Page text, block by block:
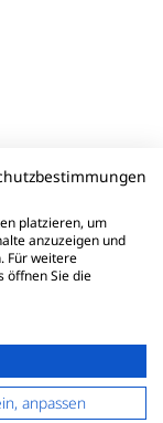
platzieren, um
anzuzeigen und
Für weitere
öffnen Sie die
anpassen